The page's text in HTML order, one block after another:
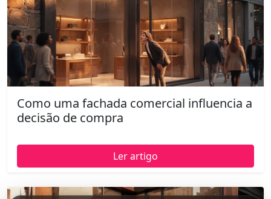
Como uma fachada comercial influencia a
decisão de compra
Ler artigo